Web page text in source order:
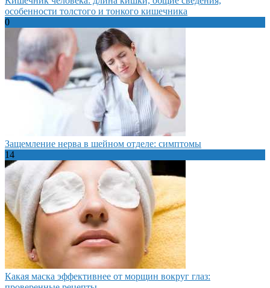
особенности толстого и тонкого кишечника
0
Защемление нерва в шейном отделе: симптомы
14
Какая маска эффективнее от морщин вокруг глаз: